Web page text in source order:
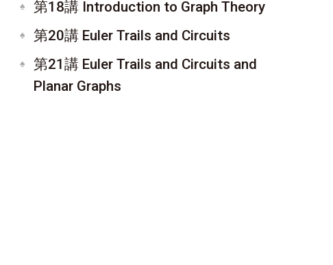
第18講 Introduction to Graph Theory
第20講 Euler Trails and Circuits
第21講 Euler Trails and Circuits and
Planar Graphs